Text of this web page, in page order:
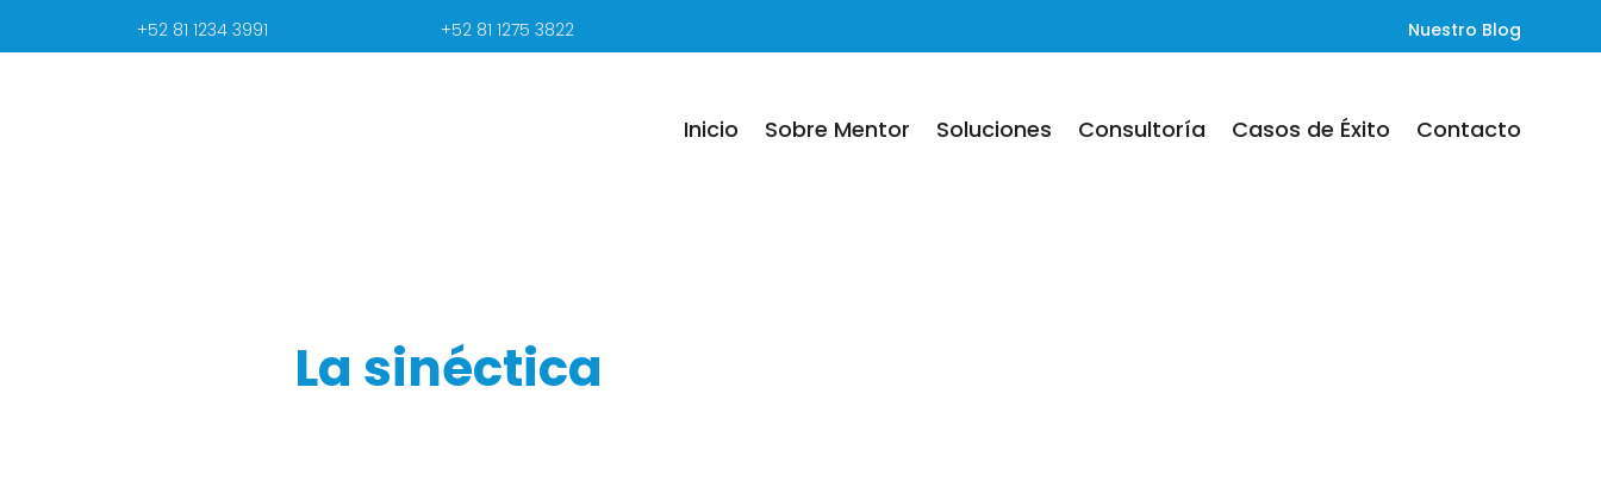
+52 81 1234 3991 +52 81 1275 3822 Nuestro Blog
Inicio Sobre Mentor Soluciones Consultoría Casos de Éxito Contacto
La sinéctica